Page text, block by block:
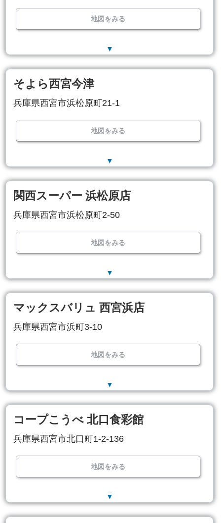
地図をみる
▼
そよら西宮今津
兵庫県西宮市浜松原町21-1
地図をみる
▼
関西スーパー 浜松原店
兵庫県西宮市浜松原町2-50
地図をみる
▼
マックスバリュ 西宮浜店
兵庫県西宮市浜町3-10
地図をみる
▼
コープこうべ 北口食彩館
兵庫県西宮市北口町1-2-136
地図をみる
▼